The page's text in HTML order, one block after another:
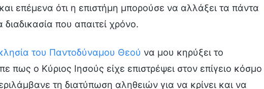
επέμενα ότι η επιστήμη μπορούσε να αλλάξει τα πάντα
διαδικασία που απαιτεί χρόνο.
του Παντοδύναμου Θεού να μου κηρύξει το
πως ο Κύριος Ιησούς είχε επιστρέψει στον επίγειο κόσμο
τη διατύπωση αληθειών για να κρίνει και να